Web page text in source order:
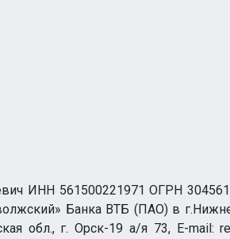
ИНН 561500221971 ОГРН
Банка ВТБ (ПАО) в
обл., г. Орск-19 а/я 73, E-